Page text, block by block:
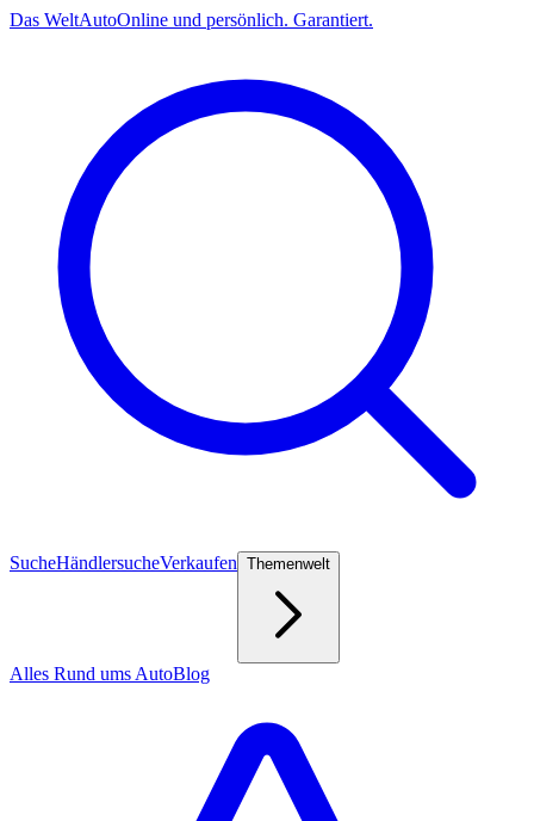
Das WeltAutoOnline und persönlich. Garantiert.
SucheHändlersucheVerkaufen Themenwelt
Alles Rund ums AutoBlog